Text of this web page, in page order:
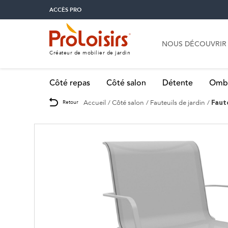
ACCÈS PRO
Créateur de mobilier de jardin
NOUS DÉCOUVRIR
Côté repas Côté salon Détente
Retour Accueil Côté salon Fauteuils de jardin